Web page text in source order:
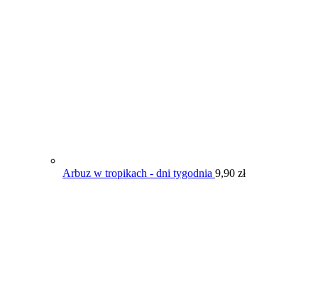
Arbuz w tropikach - dni tygodnia 9,90 zł